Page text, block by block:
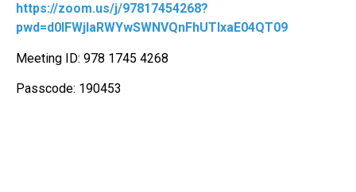
https://zoom.us/j/97817454268?
pwd=d0lFWjlaRWYwSWNVQnFhUTlxaE04QT09
Meeting ID: 978 1745 4268
Passcode: 190453